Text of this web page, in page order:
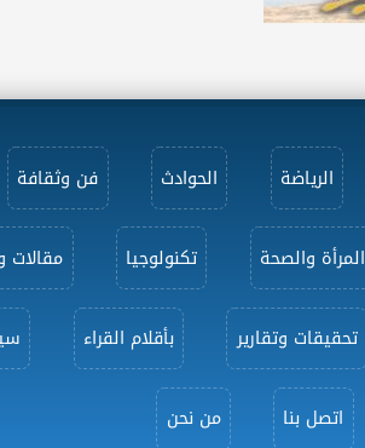
الرياضة الحوادث فن وثقافة
المرأة والصحة تكنولوجيا مقالات
تحقيقات وتقارير بأقلام القراء
اتصل بنا من نحن